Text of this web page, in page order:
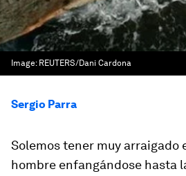
Image: REUTERS/Dani Cardona
Sergio Parra
Solemos tener muy arraigado
hombre enfangándose hasta